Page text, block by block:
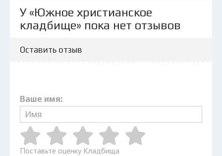
У «Южное христианское
кладбище» пока нет отзывов
Оставить отзыв
Ваше имя:
Поставьте оценку Кладбища